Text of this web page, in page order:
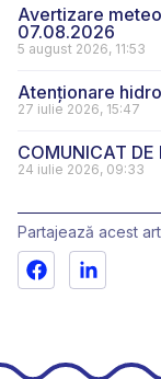
Avertizare
07.08.2026
5 august 2026, 11:53
Atenționare
27 iulie 2026, 15:47
COMUNICAT DE
24 iulie 2026, 09:33
Partajează acest